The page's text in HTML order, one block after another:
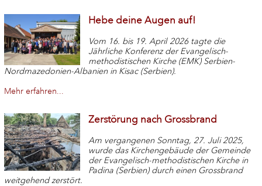
Hebe deine Augen auf!
Vom 16. bis 19. April 2026 tagte die
Jährliche Konferenz der Evangelisch-
methodistischen Kirche (EMK) Serbien-
Nordmazedonien-Albanien in Kisac (Serbien).
Mehr erfahren...
Zerstörung nach Grossbrand
Am vergangenen Sonntag, 27. Juli 2025,
wurde das Kirchengebäude der Gemeinde
der Evangelisch-methodistischen Kirche in
Padina (Serbien) durch einen Grossbrand
weitgehend zerstört.